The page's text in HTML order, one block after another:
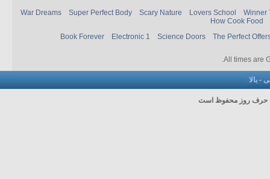
War Dreams Super Perfect Body Scary Nature Lovers School
Winner
How Cook Food
Book Forever
Electronic 1 Science Doors The Perfect
All times are
- بالا